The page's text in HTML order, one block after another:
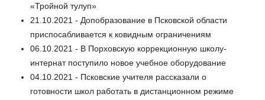
«Тройной тулуп»
21.10.2021 - Допобразование в Псковской области
приспосабливается к ковидным ограничениям
06.10.2021 - В Порховскую коррекционную школу-
интернат поступило новое учебное оборудование
04.10.2021 - Псковские учителя рассказали о
готовности школ работать в дистанционном режиме